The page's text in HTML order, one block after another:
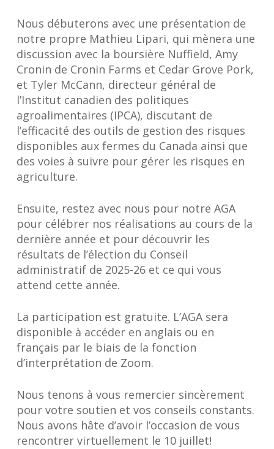
Nous débuterons avec une présentation de
notre propre Mathieu Lipari, qui mènera une
discussion avec la boursière Nuffield, Amy
Cronin de Cronin Farms et Cedar Grove Pork,
et Tyler McCann, directeur général de
l’Institut canadien des politiques
agroalimentaires (IPCA), discutant de
l’efficacité des outils de gestion des risques
disponibles aux fermes du Canada ainsi que
des voies à suivre pour gérer les risques en
agriculture.
Ensuite, restez avec nous pour notre AGA
pour célébrer nos réalisations au cours de la
dernière année et pour découvrir les
résultats de l’élection du Conseil
administratif de 2025-26 et ce qui vous
attend cette année.
La participation est gratuite. L’AGA sera
disponible à accéder en anglais ou en
français par le biais de la fonction
d’interprétation de Zoom.
Nous tenons à vous remercier sincèrement
pour votre soutien et vos conseils constants.
Nous avons hâte d’avoir l’occasion de vous
rencontrer virtuellement le 10 juillet!